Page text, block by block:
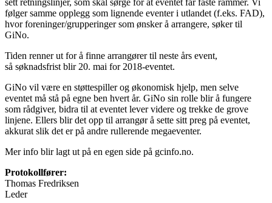
følger samme opplegg som lignende eventer i utlandet (f.eks. FAD),
hvor foreninger/grupperinger som ønsker å arrangere, søker til
GiNo.
Tiden renner ut for å finne arrangører til neste års event,
så søknadsfrist blir 20. mai for 2018-eventet.
GiNo vil være en støttespiller og økonomisk hjelp, men selve
eventet må stå på egne ben hvert år. GiNo sin rolle blir å fungere
som rådgiver, bidra til at eventet lever videre og trekke de grove
linjene. Ellers blir det opp til arrangør å sette sitt preg på eventet,
akkurat slik det er på andre rullerende megaeventer.
Mer info blir lagt ut på en egen side på gcinfo.no.
Protokollfører:
Thomas Fredriksen
Leder